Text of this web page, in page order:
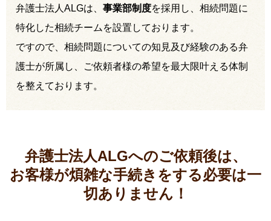
弁護士法人ALGは、 事業部制度を採用し、相続問題に
特化した相続チームを設置しております。
ですので、相続問題についての知見及び経験のある弁
護士が所属し、ご依頼者様の希望を最大限叶える体制
を整えております。
弁護士法人ALGへのご依頼後は、
お客様が煩雑な手続きをする必要は一
切ありません！